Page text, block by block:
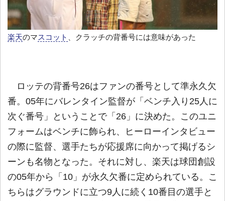
楽天のマスコット 、クラッチの背番号には意味があった
ロッテの背番号26はファンの番号として準永久欠
番。05年にバレンタイン監督が「ベンチ入り25人に
次ぐ番号」ということで「26」に決めた。このユニ
フォームはベンチに飾られ、ヒーローインタビュー
の際に監督、選手たちが応援席に向かって掲げるシ
ーンも名物となった。それに対し、楽天は球団創設
の05年から「10」が永久欠番に定められている。こ
ちらはグラウンドに立つ9人に続く10番目の選手と